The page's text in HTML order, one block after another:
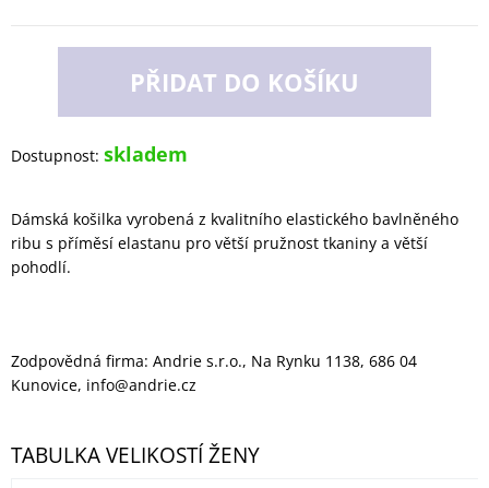
PŘIDAT DO KOŠÍKU
Dostupnost: skladem
Dámská košilka vyrobená z kvalitního elastického bavlněného
ribu s příměsí elastanu pro větší pružnost tkaniny a větší
pohodlí.
Zodpovědná firma: Andrie s.r.o., Na Rynku 1138, 686 04
Kunovice, info@andrie.cz
TABULKA VELIKOSTÍ ŽENY